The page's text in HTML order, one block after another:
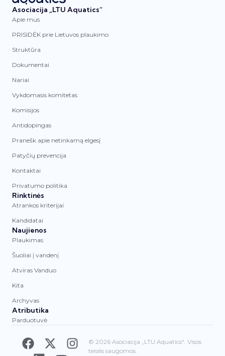
Asociacija „LTU Aquatics“
Apie mus
PRISIDĖK prie Lietuvos plaukimo
Struktūra
Dokumentai
Nariai
Vykdomasis komitetas
Komisijos
Antidopingas
Pranešk apie netinkamą elgesį
Patyčių prevencija
Kontaktai
Privatumo politika
Rinktinės
Atrankos kriterijai
Kandidatai
Naujienos
Plaukimas
Šuoliai į vandenį
Atviras Vanduo
Kita
Archyvas
Atributika
Parduotuvė
© 2026 Asociacija „LTU Aquatics“. Visos
teisės saugomos.